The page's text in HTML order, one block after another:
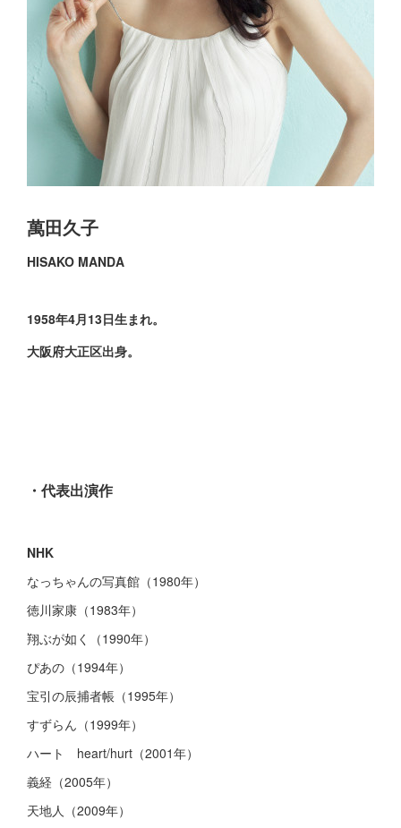
萬田久子
HISAKO MANDA
1958年4月13日生まれ。
大阪府大正区出身。
・代表出演作
NHK
なっちゃんの写真館（1980年）
徳川家康（1983年）
翔ぶが如く（1990年）
ぴあの（1994年）
宝引の辰捕者帳（1995年）
すずらん（1999年）
ハート heart/hurt（2001年）
義経（2005年）
天地人（2009年）